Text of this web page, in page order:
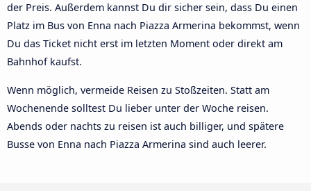
der Preis. Außerdem kannst Du dir sicher sein, dass Du einen
Platz im Bus von Enna nach Piazza Armerina bekommst, wenn
Du das Ticket nicht erst im letzten Moment oder direkt am
Bahnhof kaufst.
Wenn möglich, vermeide Reisen zu Stoßzeiten. Statt am
Wochenende solltest Du lieber unter der Woche reisen.
Abends oder nachts zu reisen ist auch billiger, und spätere
Busse von Enna nach Piazza Armerina sind auch leerer.